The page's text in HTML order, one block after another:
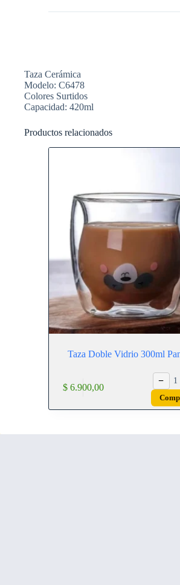
Taza Cerámica
Modelo: C6478
Colores Surtidos
Capacidad: 420ml
Productos relacionados
Taza Doble Vidrio 300ml
$6.900,00
− 1